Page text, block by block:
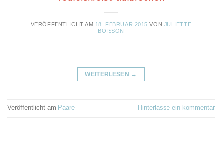
VERÖFFENTLICHT AM 18. FEBRUAR 2015 VON JULIETTE
BOISSON
WEITERLESEN →
Veröffentlicht am Paare Hinterlasse ein kommentar